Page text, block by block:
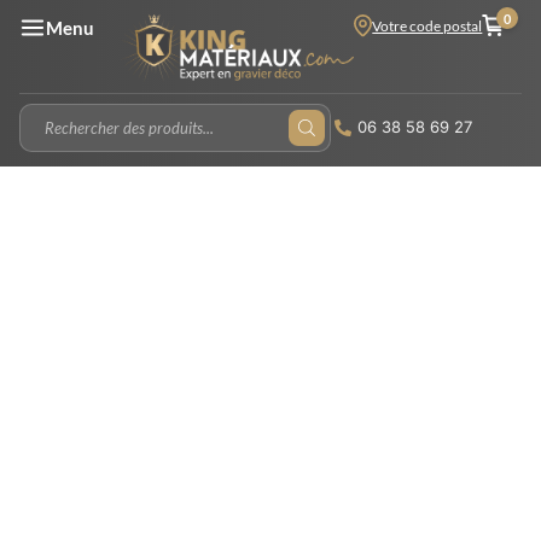
Menu Votre code postal 0
06 38 58 69 27